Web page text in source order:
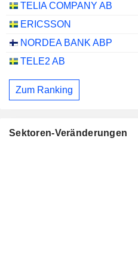
TELIA COMPANY AB
ERICSSON
NORDEA BANK ABP
TELE2 AB
Zum Ranking
Sektoren-Veränderungen